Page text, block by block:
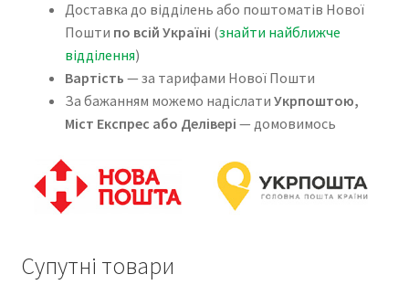
Доставка до відділень або поштоматів Нової
Пошти по всій Україні (знайти найближче
відділення)
Вартість — за тарифами Нової Пошти
За бажанням можемо надіслати Укрпоштою,
Міст Експрес або Делівері — домовимось
Супутні товари